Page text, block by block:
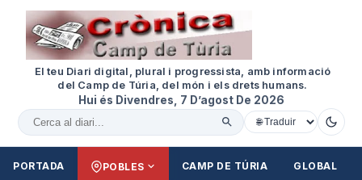
El teu Diari digital, plural i progressista, amb informació
del Camp de Túria, del món i els drets humans.
Hui és Divendres, 7 D’agost De 2026
Cercar al diari
PORTADA POBLES CAMP DE TÚRIA GLOBAL